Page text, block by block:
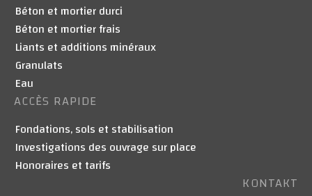
Béton et mortier durci
Béton et mortier frais
Liants et additions minéraux
Granulats
Eau
ACCÈS RAPIDE
Fondations, sols et stabilisation
Investigations des ouvrage sur place
Honoraires et tarifs
KONTAKT